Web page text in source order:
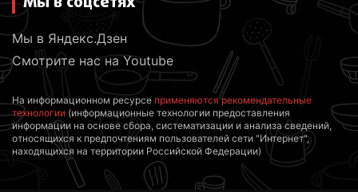
Мы в Яндекс.Дзен
Смотрите нас на Youtube
На информационном ресурсе применяются рекомендательные
технологии (информационные технологии предоставления
информации на основе сбора, систематизации и анализа сведений,
относящихся к предпочтениям пользователей сети "Интернет",
находящихся на территории Российской Федерации)